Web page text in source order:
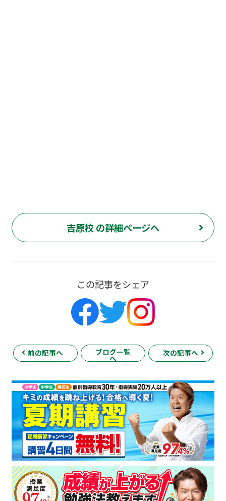
吉原校 の詳細ページへ
この記事をシェア
前の記事へ ブログ一覧
へ
次の記事へ